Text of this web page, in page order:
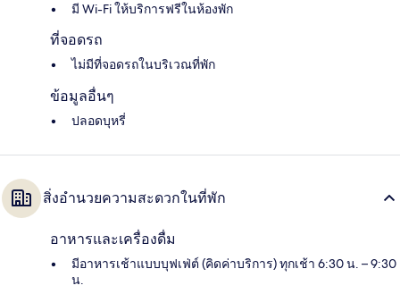
มี Wi-Fi ให้บริการฟรีในห้องพัก
ที่จอดรถ
ไม่มีที่จอดรถในบริเวณที่พัก
ข้อมูลอื่นๆ
ปลอดบุหรี่
สิ่งอำนวยความสะดวกในที่พัก
อาหารและเครื่องดื่ม
มีอาหารเช้าแบบบุฟเฟ่ต์ (คิดค่าบริการ) ทุกเช้า 6:30 น. – 9:30
น.